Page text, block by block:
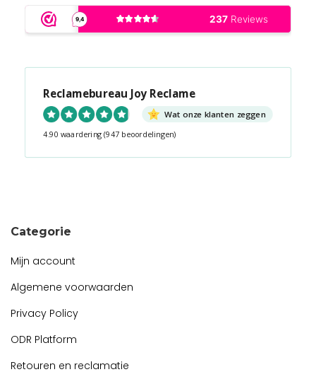
Reclamebureau Joy Reclame
Wat onze klanten zeggen
4.90 waardering (947 beoordelingen)
Categorie
Mijn account
Algemene voorwaarden
Privacy Policy
ODR Platform
Retouren en reclamatie